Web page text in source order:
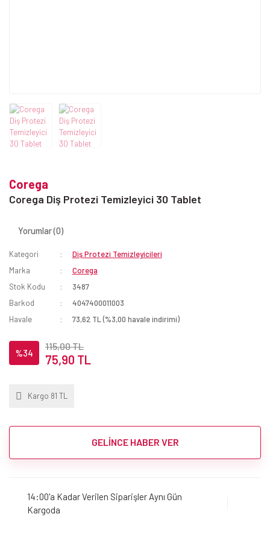
Corega
Corega Diş Protezi Temizleyici 30 Tablet
Yorumlar (0)
Kategori
Diş Protezi Temizleyicileri
Marka
Corega
Stok Kodu
3487
Barkod
4047400011003
Havale
73,62 TL (%3,00 havale indirimi)
%34
115,00 TL
75,90 TL
Kargo 81 TL
GELİNCE HABER VER
14:00'a Kadar Verilen Siparişler Aynı Gün
Kargoda